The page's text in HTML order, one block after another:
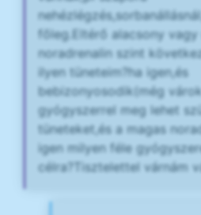
főleg.Eltérő alacsony vagy
noradrenalin szint
ilyen tüneteim?ha igen,és
bebizonyosodik(még
gyógyszerrel meg lehet
tüneteket,és a magas
igen milyen féle
célra?Tisztelettel várnám